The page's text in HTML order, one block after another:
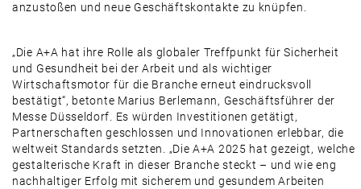
anzustoßen und neue Geschäftskontakte zu knüpfen.
„Die A+A hat ihre Rolle als globaler Treffpunkt für Sicherheit
und Gesundheit bei der Arbeit und als wichtiger
Wirtschaftsmotor für die Branche erneut eindrucksvoll
bestätigt“, betonte Marius Berlemann, Geschäftsführer der
Messe Düsseldorf. Es würden Investitionen getätigt,
Partnerschaften geschlossen und Innovationen erlebbar, die
weltweit Standards setzten. „Die A+A 2025 hat gezeigt, welche
gestalterische Kraft in dieser Branche steckt – und wie eng
nachhaltiger Erfolg mit sicherem und gesundem Arbeiten